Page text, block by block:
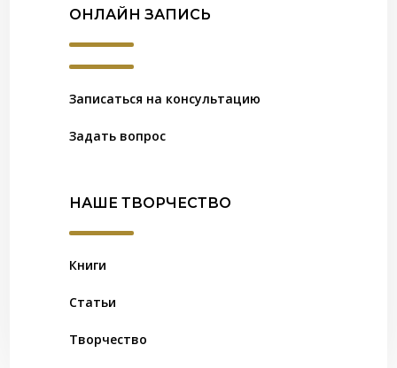
ОНЛАЙН ЗАПИСЬ
Записаться на консультацию
Задать вопрос
НАШЕ ТВОРЧЕСТВО
Книги
Статьи
Творчество